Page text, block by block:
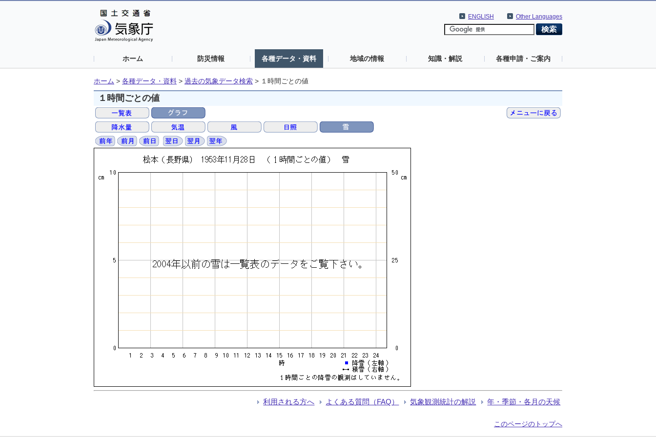
Other Languages
ENGLISH
ホーム 防災情報 各種データ・資料 地域の情報 知識・解説 各種申請・ご案内
ホーム > 各種データ・資料 > 過去の気象データ検索 > １時間ごとの値
１時間ごとの値
利用される方へ よくある質問（FAQ） 気象観測統計の解説 年・季節・各月の天候
このページのトップへ